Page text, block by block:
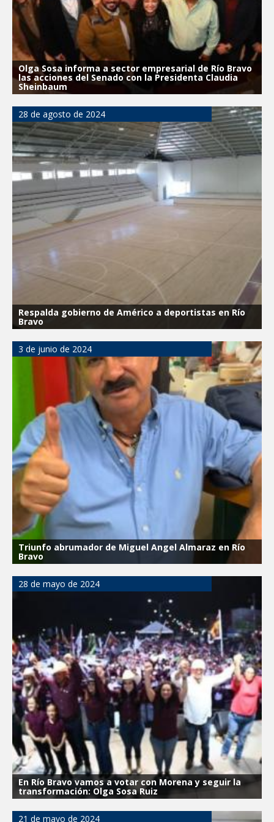
Olga Sosa informa a sector empresarial de Río Bravo
las acciones del Senado con la Presidenta Claudia
Sheinbaum
28 de agosto de 2024
Respalda gobierno de Américo a deportistas en Río
Bravo
3 de junio de 2024
Triunfo abrumador de Miguel Angel Almaraz en Río
Bravo
28 de mayo de 2024
En Río Bravo vamos a votar con Morena y seguir la
transformación: Olga Sosa Ruiz
21 de mayo de 2024